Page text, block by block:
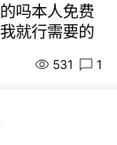
吗本人免费
就行需要的
531 1